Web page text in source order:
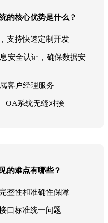
的核心优势是什么？
支持快速定制开发
安全认证，确保数据安
客户经理服务
OA系统无缝对接
的难点有哪些？
整性和准确性保障
口标准统一问题